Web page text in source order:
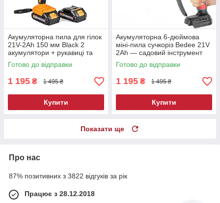
Акумуляторна пила для гілок
21V-2Ah 150 мм Black 2
акумулятори + рукавиці та
олива
Готово до відправки
1 195 ₴ 1 495 ₴
Купити
Акумуляторна 6-дюймова
міні-пила сучкоріз Bedee 21V
2Ah — садовий інструмент
для обрізки гілок
Готово до відправки
1 195 ₴ 1 495 ₴
Купити
Показати ще
Про нас
87% позитивних з 3822 відгуків за рік
Працює з 28.12.2018